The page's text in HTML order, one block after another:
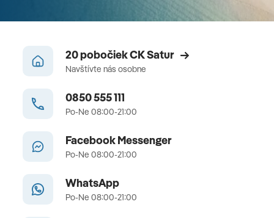
20 pobočiek CK Satur
Navštívte nás osobne
0850 555 111
Po-Ne 08:00-21:00
Facebook Messenger
Po-Ne 08:00-21:00
WhatsApp
Po-Ne 08:00-21:00